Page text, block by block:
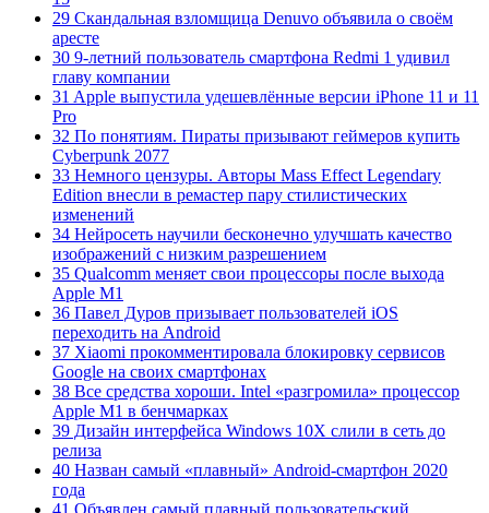
29 Скандальная взломщица Denuvo объявила о своём
аресте
30 9-летний пользователь смартфона Redmi 1 удивил
главу компании
31 Apple выпустила удешевлённые версии iPhone 11 и 11
Pro
32 По понятиям. Пираты призывают геймеров купить
Cyberpunk 2077
33 Немного цензуры. Авторы Mass Effect Legendary
Edition внесли в ремастер пару стилистических
изменений
34 Нейросеть научили бесконечно улучшать качество
изображений с низким разрешением
35 Qualcomm меняет свои процессоры после выхода
Apple M1
36 Павел Дуров призывает пользователей iOS
переходить на Android
37 Xiaomi прокомментировала блокировку сервисов
Google на своих смартфонах
38 Все средства хороши. Intel «разгромила» процессор
Apple M1 в бенчмарках
39 Дизайн интерфейса Windows 10X слили в сеть до
релиза
40 Назван самый «плавный» Android-смартфон 2020
года
41 Объявлен самый плавный пользовательский